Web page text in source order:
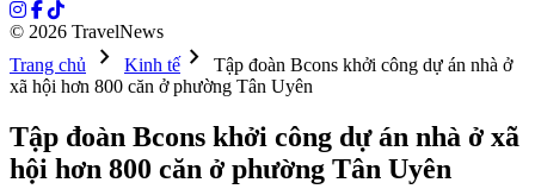
© 2026 TravelNews
Trang chủ
chevron_right Kinh tếchevron_right
Tập đoàn Bcons khởi công dự án nhà ở
xã hội hơn 800 căn ở phường Tân Uyên
Tập đoàn Bcons khởi công dự án nhà ở xã
hội hơn 800 căn ở phường Tân Uyên